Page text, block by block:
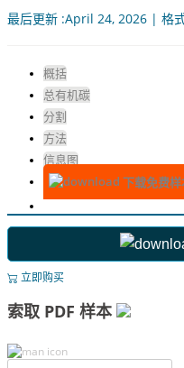
最后更新 :April 24, 2026 | 格
概括
总有机碳
分割
方法
信息图
下载免费样
立即购买
索取 PDF 样本